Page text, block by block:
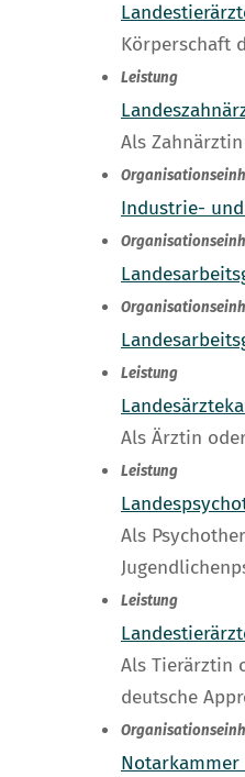
Körperschaft
Leistung
Als
Industrie-
Leistung
Als Ärztin
Leistung
Als
Leistung
Als Tierärztin
deutsche